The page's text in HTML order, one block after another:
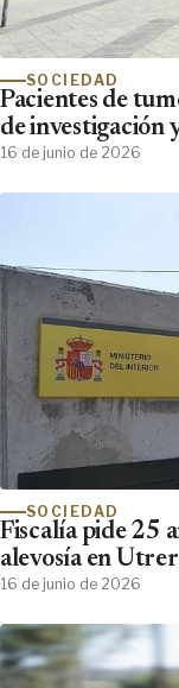
SOCIEDAD
Pacientes de
de investigación
16 de junio de 2026
SOCIEDAD
Fiscalía pide 25
alevosía en
16 de junio de 2026